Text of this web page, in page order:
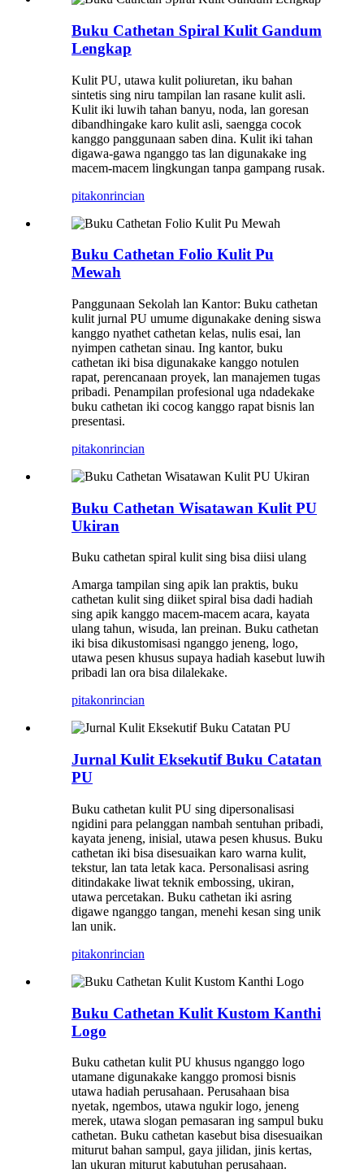
Buku Cathetan Spiral Kulit Gandum
Lengkap
Kulit PU, utawa kulit poliuretan, iku bahan
sintetis sing niru tampilan lan rasane kulit asli.
Kulit iki luwih tahan banyu, noda, lan goresan
dibandhingake karo kulit asli, saengga cocok
kanggo panggunaan saben dina. Kulit iki tahan
digawa-gawa nganggo tas lan digunakake ing
macem-macem lingkungan tanpa gampang rusak.
pitakonrincian
Buku Cathetan Folio Kulit Pu
Mewah
Panggunaan Sekolah lan Kantor: Buku cathetan
kulit jurnal PU umume digunakake dening siswa
kanggo nyathet cathetan kelas, nulis esai, lan
nyimpen cathetan sinau. Ing kantor, buku
cathetan iki bisa digunakake kanggo notulen
rapat, perencanaan proyek, lan manajemen tugas
pribadi. Penampilan profesional uga ndadekake
buku cathetan iki cocog kanggo rapat bisnis lan
presentasi.
pitakonrincian
Buku Cathetan Wisatawan Kulit PU
Ukiran
Buku cathetan spiral kulit sing bisa diisi ulang
Amarga tampilan sing apik lan praktis, buku
cathetan kulit sing diiket spiral bisa dadi hadiah
sing apik kanggo macem-macem acara, kayata
ulang tahun, wisuda, lan preinan. Buku cathetan
iki bisa dikustomisasi nganggo jeneng, logo,
utawa pesen khusus supaya hadiah kasebut luwih
pribadi lan ora bisa dilalekake.
pitakonrincian
Jurnal Kulit Eksekutif Buku Catatan
PU
Buku cathetan kulit PU sing dipersonalisasi
ngidini para pelanggan nambah sentuhan pribadi,
kayata jeneng, inisial, utawa pesen khusus. Buku
cathetan iki bisa disesuaikan karo warna kulit,
tekstur, lan tata letak kaca. Personalisasi asring
ditindakake liwat teknik embossing, ukiran,
utawa percetakan. Buku cathetan iki asring
digawe nganggo tangan, menehi kesan sing unik
lan unik.
pitakonrincian
Buku Cathetan Kulit Kustom Kanthi
Logo
Buku cathetan kulit PU khusus nganggo logo
utamane digunakake kanggo promosi bisnis
utawa hadiah perusahaan. Perusahaan bisa
nyetak, ngembos, utawa ngukir logo, jeneng
merek, utawa slogan pemasaran ing sampul buku
cathetan. Buku cathetan kasebut bisa disesuaikan
miturut bahan sampul, gaya jilidan, jinis kertas,
lan ukuran miturut kabutuhan perusahaan.